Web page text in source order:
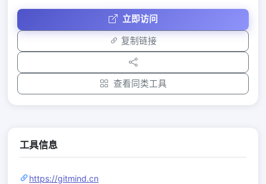
立即访问
复制链接
查看同类工具
工具信息
https://gitmind.cn